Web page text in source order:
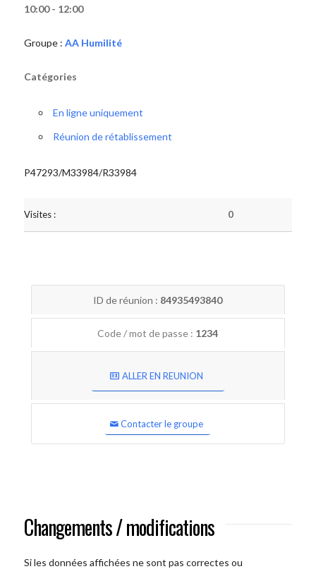
10:00 - 12:00
Groupe : AA Humilité
Catégories
En ligne uniquement
Réunion de rétablissement
P47293/M33984/R33984
Visites : 0
ID de réunion : 84935493840
Code / mot de passe : 1234
ALLER EN REUNION
Contacter le groupe
Changements / modifications
Si les données affichées ne sont pas correctes ou